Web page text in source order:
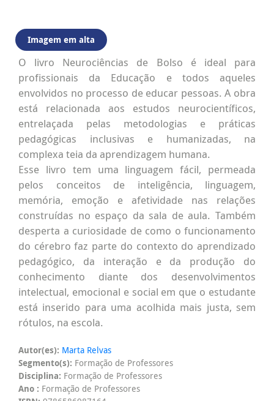
Imagem em alta
O livro Neurociências de Bolso é ideal para
profissionais da Educação e todos aqueles
envolvidos no processo de educar pessoas. A obra
está relacionada aos estudos neurocientíficos,
entrelaçada pelas metodologias e práticas
pedagógicas inclusivas e humanizadas, na
complexa teia da aprendizagem humana.
Esse livro tem uma linguagem fácil, permeada
pelos conceitos de inteligência, linguagem,
memória, emoção e afetividade nas relações
construídas no espaço da sala de aula. Também
desperta a curiosidade de como o funcionamento
do cérebro faz parte do contexto do aprendizado
pedagógico, da interação e da produção do
conhecimento diante dos desenvolvimentos
intelectual, emocional e social em que o estudante
está inserido para uma acolhida mais justa, sem
rótulos, na escola.
Autor(es): Marta Relvas
Segmento(s): Formação de Professores
Disciplina: Formação de Professores
Ano : Formação de Professores